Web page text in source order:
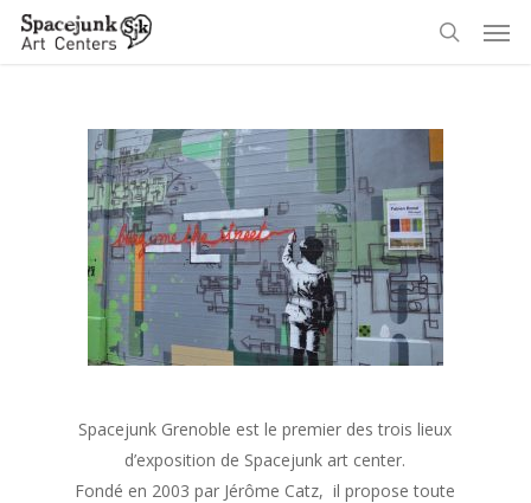
Skip
Spacejunk Grenoble est le premier des trois lieux
d’exposition de Spacejunk art center.
Fondé en 2003 par Jérôme Catz, il propose toute